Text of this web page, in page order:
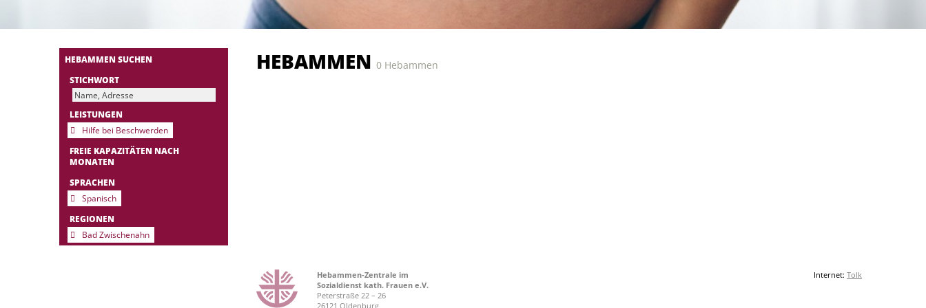
HEBAMMEN SUCHEN
STICHWORT
LEISTUNGEN
Hilfe bei Beschwerden
FREIE KAPAZITÄTEN NACH
MONATEN
SPRACHEN
Spanisch
REGIONEN
Bad Zwischenahn
HEBAMMEN 0 Hebammen
Internet: Tolk
Hebammen-Zentrale im
Sozialdienst kath. Frauen e.V.
Peterstraße 22 – 26
26121 Oldenburg